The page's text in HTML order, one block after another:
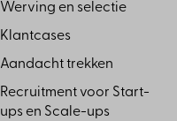
Werving en selectie
Klantcases
Aandacht trekken
Recruitment voor Start-
ups en Scale-ups